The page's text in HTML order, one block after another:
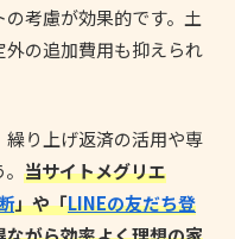
考慮が効果的です。土
の追加費用も抑えられ
り上げ返済の活用や専
当サイトメグリエ
」や「LINEの友だち登